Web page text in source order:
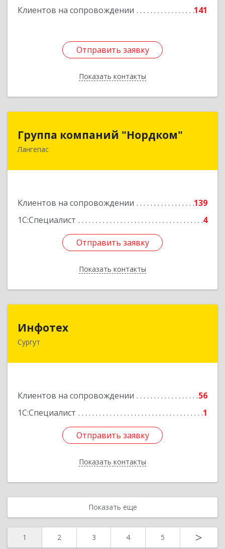
Клиентов на сопровождении 141
Отправить заявку
Показать контакты
Подробнее
Отправить заявку
Назад
Группа компаний "Нордком"
Лангепас
Клиентов на сопровождении
139
1С:Специалист
4
Отправить заявку
Показать контакты
Группа компаний "Нордком"
628672, Тюменская обл, Лангепас г., Солнечная
Отправить заявку
Назад
Инфотех
Сургут
Клиентов на сопровождении
56
1С:Специалист
1
Отправить заявку
Показать контакты
628400, Ханты-Мансийский Автономный округ
Отправить заявку
Назад
Показать еще
1 2 3 4 5 >